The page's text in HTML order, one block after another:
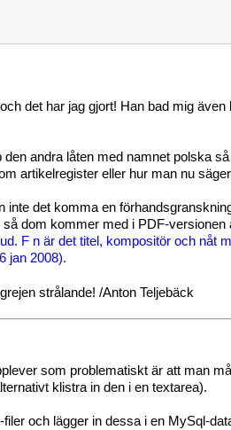
det har jag gjort! Han bad mig
andra låten med namnet polska
artikelregister eller hur man nu
inte det komma en
dom kommer med i PDF-
F n är det titel, kompositör och nåt
jan 2008).
strålande! /Anton Teljebäck
som problematiskt är att man
klistra in den i en textarea).
och lägger in dessa i en MySql-